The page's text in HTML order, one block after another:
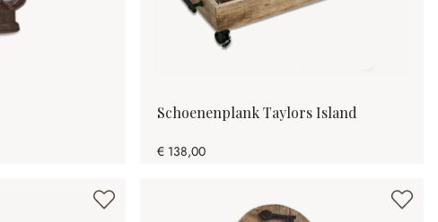
Schoenenplank Taylors Island
€ 138,00